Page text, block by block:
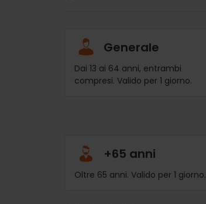
Generale
Dai 13 ai 64 anni, entrambi
compresi. Valido per 1 giorno.
+65 anni
Oltre 65 anni. Valido per 1 giorno.